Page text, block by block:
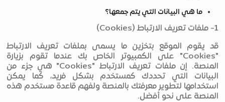
ما هي البيانات التي يتم جمعها؟
1- ملفات تعريف الارتباط (Cookies)
قد يقوم الموقع بتخزين ما يسمى بملفات تعريف الارتباط
"Cookies" على الكمبيوتر الخاص بك عندما تقوم بزيارة
المنصة. إن ملفات تعريف الارتباط "Cookies" هي جزء من
البيانات التي تحددك كمستخدم بشكل فريد، كما يمكن
استخدامها لتطوير معرفتك بالمنصة ولفهم قاعدة مستخدم هذه
المنصة على نحو أفضل.